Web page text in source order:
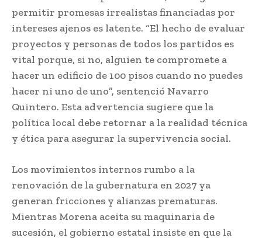
permitir promesas irrealistas financiadas por
intereses ajenos es latente. “El hecho de evaluar
proyectos y personas de todos los partidos es
vital porque, si no, alguien te compromete a
hacer un edificio de 100 pisos cuando no puedes
hacer ni uno de uno”, sentenció Navarro
Quintero. Esta advertencia sugiere que la
política local debe retornar a la realidad técnica
y ética para asegurar la supervivencia social.
Los movimientos internos rumbo a la
renovación de la gubernatura en 2027 ya
generan fricciones y alianzas prematuras.
Mientras Morena aceita su maquinaria de
sucesión, el gobierno estatal insiste en que la